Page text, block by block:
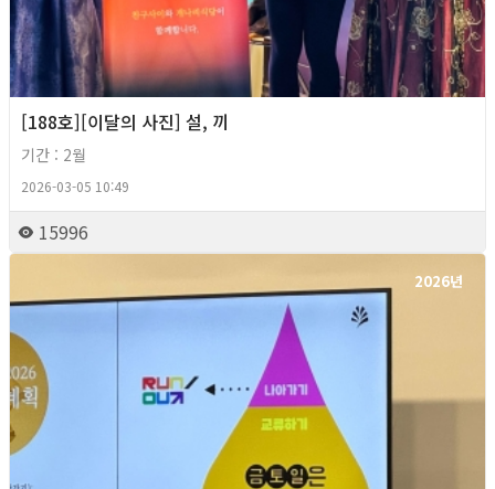
[188호][이달의 사진] 설, 끼
기간 : 2월
2026-03-05 10:49
15996
2026년